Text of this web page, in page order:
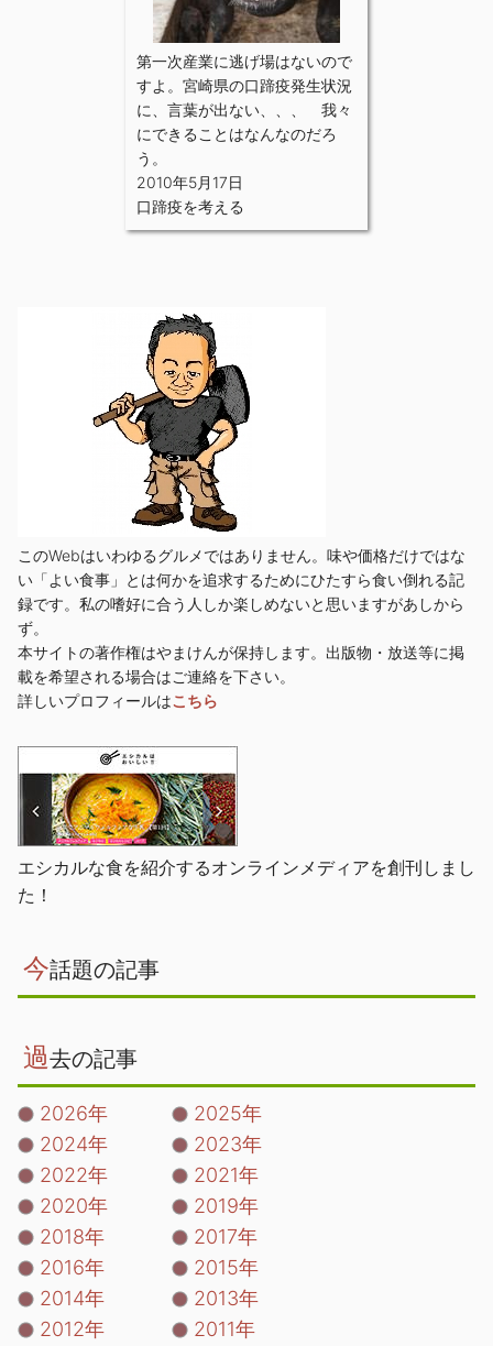
第一次産業に逃げ場はないので
すよ。宮崎県の口蹄疫発生状況
に、言葉が出ない、、、 我々
にできることはなんなのだろ
う。
2010年5月17日
口蹄疫を考える
このWebはいわゆるグルメではありません。味や価格だけではな
い「よい食事」とは何かを追求するためにひたすら食い倒れる記
録です。私の嗜好に合う人しか楽しめないと思いますがあしから
ず。
本サイトの著作権はやまけんが保持します。出版物・放送等に掲
載を希望される場合はご連絡を下さい。
詳しいプロフィールはこちら
エシカルな食を紹介するオンラインメディアを創刊しまし
た！
今話題の記事
過去の記事
2026年
2025年
2024年
2023年
2022年
2021年
2020年
2019年
2018年
2017年
2016年
2015年
2014年
2013年
2012年
2011年